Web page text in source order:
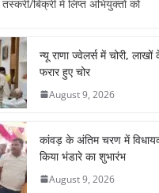
A
p
p
st dI a
m
तस्करी/बिक्री में लिप्त अभियुक्तों को
न्यू राणा ज्वेलर्स में चोरी,
फरार हुए चोर
August 9, 2026
कांवड़ के अंतिम चरण में
किया भंडारे का शुभारंभ
August 9, 2026